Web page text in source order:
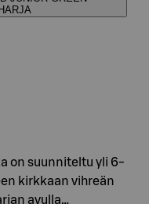
on suunniteltu yli 6-
kirkkaan vihreän
avulla…